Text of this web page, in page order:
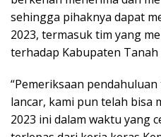
sehingga pihaknya dapat
2023, termasuk tim yang
terhadap Kabupaten Tanah
“Pemeriksaan
lancar, kami pun telah bisa
2023 ini dalam waktu yang